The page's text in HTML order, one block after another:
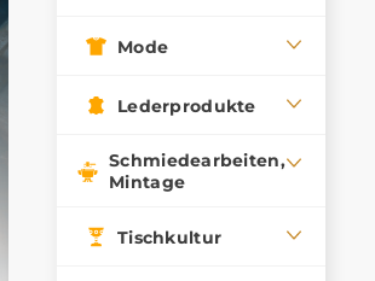
Mode
Lederprodukte
Schmiedearbeiten,
Mintage
Tischkultur